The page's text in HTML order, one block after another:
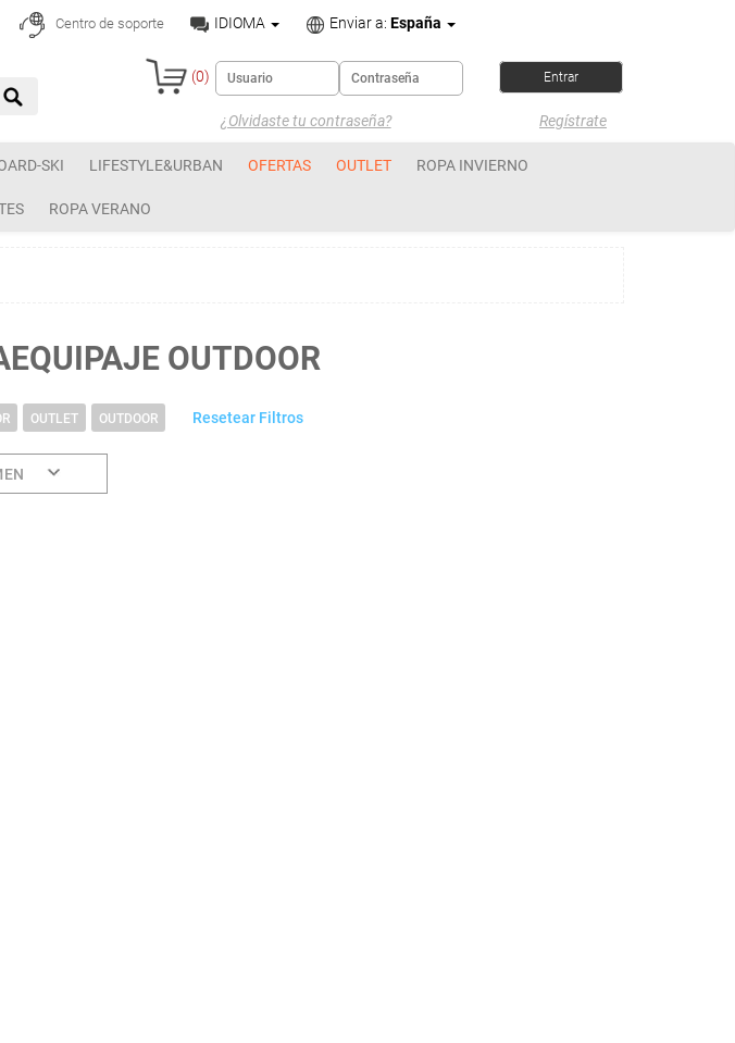
Centro de soporte IDIOMA Enviar a: España
(0)
¿Olvidaste tu contraseña? Regístrate
SKI LIFESTYLE&URBAN OFERTAS OUTLET ROPA INVIERNO
ROPA VERANO
OUTDOOR
OUTLET OUTDOOR Resetear Filtros